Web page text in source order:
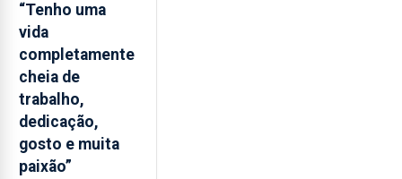
Flores
apresenta
um
“decréscimo
significativo”
da
CPUE
entre
“Tenho uma
vida
completamente
cheia de
trabalho,
dedicação,
gosto e muita
paixão”